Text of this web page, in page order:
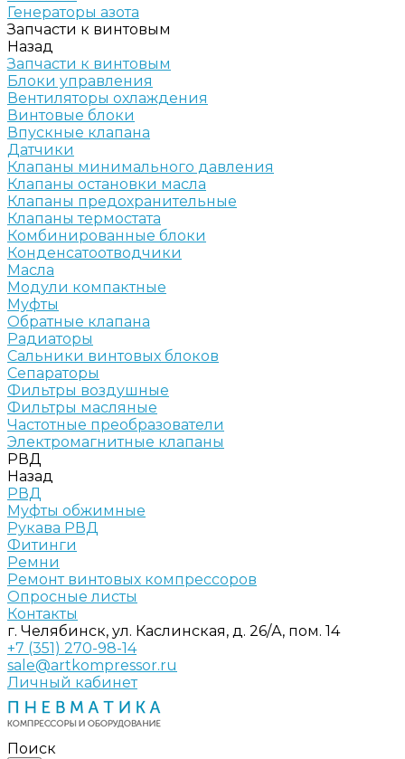
Генераторы азота
Запчасти к винтовым
Назад
Запчасти к винтовым
Блоки управления
Вентиляторы охлаждения
Винтовые блоки
Впускные клапана
Датчики
Клапаны минимального давления
Клапаны остановки масла
Клапаны предохранительные
Клапаны термостата
Комбинированные блоки
Конденсатоотводчики
Масла
Модули компактные
Муфты
Обратные клапана
Радиаторы
Сальники винтовых блоков
Сепараторы
Фильтры воздушные
Фильтры масляные
Частотные преобразователи
Электромагнитные клапаны
РВД
Назад
РВД
Муфты обжимные
Рукава РВД
Фитинги
Ремни
Ремонт винтовых компрессоров
Опросные листы
Контакты
г. Челябинск, ул. Каслинская, д. 26/А, пом. 14
+7 (351) 270-98-14
sale@artkompressor.ru
Личный кабинет
Поиск